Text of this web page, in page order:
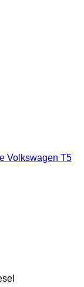
Volkswagen T5